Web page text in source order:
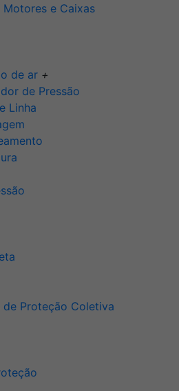
Motores e Caixas
de ar +
de Pressão
Linha
de Proteção Coletiva